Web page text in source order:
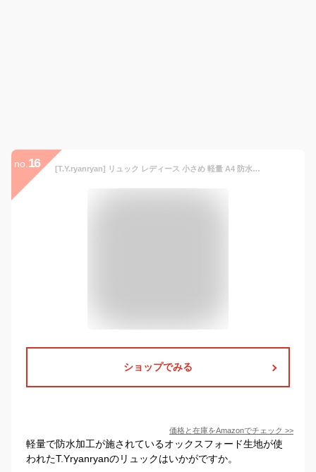
no. 16 [T.Y.ryanryan] リュック レディース 小さめ 軽量 A4 防水 オックスフォード 盗難防止 ブラック
ショップでみる
価格と在庫をAmazonでチェック >>
軽量で防水加工が施されているオックスフォード生地が使
われたT.Yryanryanのリュックはいかがですか。